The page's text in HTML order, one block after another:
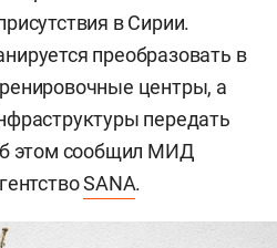
в Сирии.
преобразовать в
центры, а
передать
этом сообщил МИД
SANA.